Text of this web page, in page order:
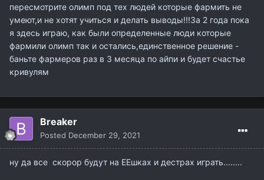
пересмотрите олимп под тех людей которые фармить не
умеют,и не хотят учиться и делать выводы!!!За 2 года пока
я здесь играю, как были определенные люди которые
фармили олимп так и остались,единственное решение -
баньте фармеров раз в 3 месяца по айпи и будет счастье
кривулям
Breaker
Posted December 29, 2021
ну да все скорор будут на ЕЕшках и дестрах играть........